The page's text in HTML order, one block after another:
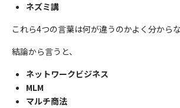
ネズミ講
これら4つの言葉は何が違うのかよく分から
結論から言うと、
ネットワークビジネス
MLM
マルチ商法